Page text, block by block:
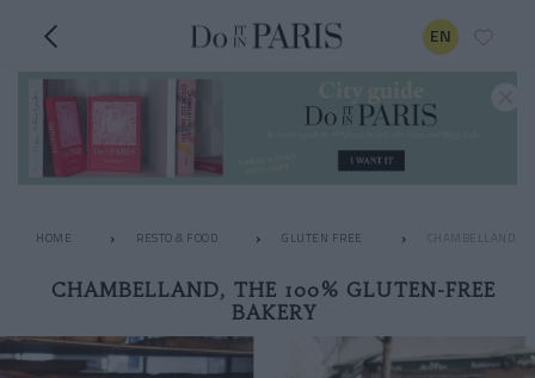
EN
HOME RESTO & FOOD GLUTEN FREE CHAMBELLAND,
CHAMBELLAND, THE 100% GLUTEN-FREE
BAKERY